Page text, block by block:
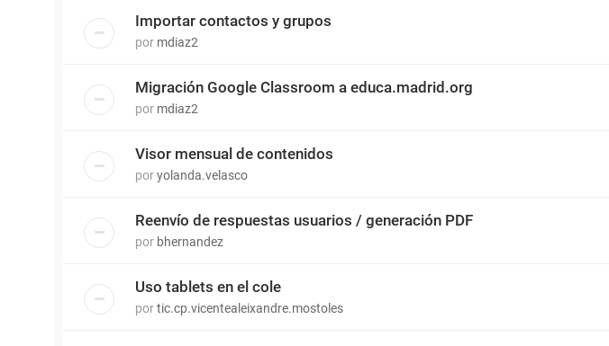
Importar contactos y grupos
por mdiaz2
Migración Google Classroom a educa.madrid.org
por mdiaz2
Visor mensual de contenidos
poryolanda.velasco
Reenvío de respuestas usuarios / generación PDF
por bhernandez
Uso tablets en el cole
portic.cp.vicentealeixandre.mostoles